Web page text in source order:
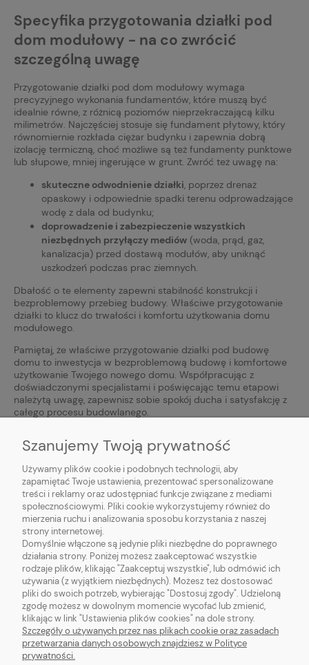
Specyfika przygotowania działki pod
dom modułowy - na co zwrócić
szczególną uwagę
Przygotowanie działki pod dom modułowy wymaga
precyzyjnego wykonania fundamentów, które muszą być
idealnie równe, z różnicą poziomów nieprzekraczającą kilku
milimetrów. Najczęściej stosuje się fundament płytowy, który
równomiernie rozkłada ciężar budynku i zapewnia dobrą
izolację termiczną, choć możliwe są też fundamenty punktowe
lub słupowe, mniej ingerujące w grunt. Zwróć też uwagę na:
skuteczne odwodnienie działki, poprzez drenaż
opaskowy i odpowiednie spadki terenu odprowadzające
wodę z dala od budynku;
doprowadzenie i zabezpieczenie wszystkich
niezbędnych przyłączy mediów (woda, prąd, gaz,
kanalizacja) przed dostawą modułów, aby uniknąć
uszkodzeń podczas prac ziemnych.
Dbałość o te elementy zapewni stabilność konstrukcji i
bezproblemowy przebieg budowy. Właściwe przygotowanie
działki to klucz do trwałości i komfortu użytkowania domu
modułowego.
Pamiętaj, że właściwe przygotowanie działki pod budowę
domu to inwestycja w bezproblemową budowę i komfortowe
użytkowanie Twojego nowego domu. Współpracując z
doświadczonymi specjalistami i poświęcając temu etapowi
należytą uwagę, zapewnisz sobie spokój ducha i satysfakcję z
całego procesu budowlanego.
O NAS
MODELE DOMÓW
SPÓŁKA Z OGRANICZONĄ ODPOWIEDZIALNOŚCIĄ
Rondo Organizacji Narodów Zjednoczonych 1, 00-124 Warszawa
NIP: 5252975353; REGON: 526629618, KRS:0001062138
{contact_form}
Szanujemy Twoją prywatność
Używamy plików cookie i podobnych technologii, aby
zapamiętać Twoje ustawienia, prezentować spersonalizowane
treści i reklamy oraz udostępniać funkcje związane z mediami
społecznościowymi. Pliki cookie wykorzystujemy również do
mierzenia ruchu i analizowania sposobu korzystania z naszej
strony internetowej.
Domyślnie włączone są jedynie pliki niezbędne do poprawnego
działania strony. Poniżej możesz zaakceptować wszystkie
rodzaje plików, klikając "Zaakceptuj wszystkie", lub odmówić ich
używania (z wyjątkiem niezbędnych). Możesz też dostosować
pliki do swoich potrzeb, wybierając "Dostosuj zgody". Udzieloną
zgodę możesz w dowolnym momencie wycofać lub zmienić,
klikając w link "Ustawienia plików cookies" na dole strony.
Szczegóły o używanych przez nas plikach cookie oraz zasadach
przetwarzania danych osobowych znajdziesz w Polityce
prywatności.